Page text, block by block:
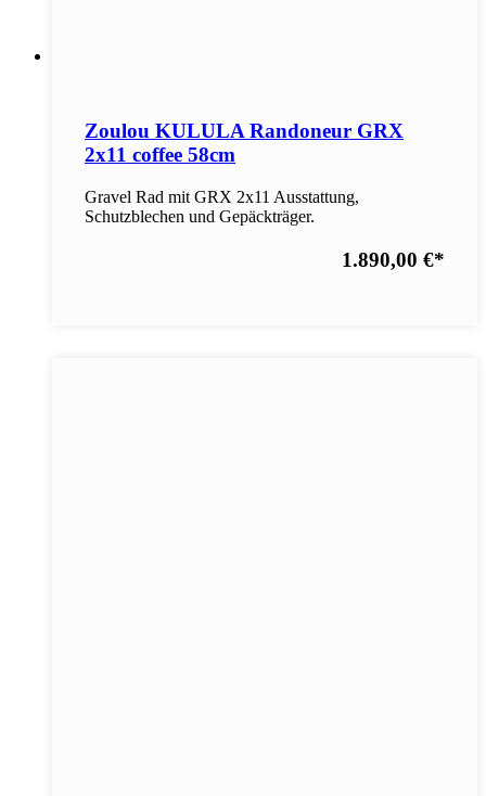
Zoulou KULULA Randoneur GRX
2x11 coffee 58cm
Gravel Rad mit GRX 2x11 Ausstattung,
Schutzblechen und Gepäckträger.
1.890,00 €*